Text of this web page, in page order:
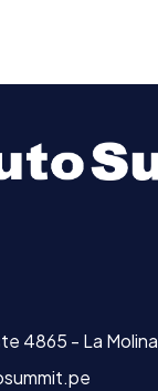
4865 - La Molina